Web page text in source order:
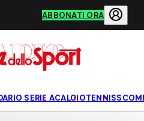
ABBONATI ORA
SERIE ACALCIOTENNIS